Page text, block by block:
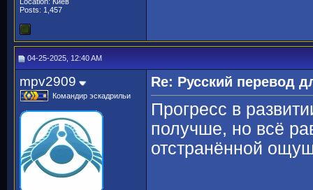
Posts: 1,457
04-25-2025, 12:40 AM
mpv2909
Командир эскадрильи
Re: Русский перевод
Прогресс в
получше, но всё
отстранённой